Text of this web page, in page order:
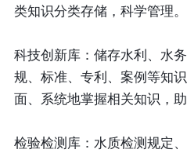
类知识分类存储，科学管理。
科技创新库：储存水利、水
规、标准、专利、案例等知
面、系统地掌握相关知识，
检验检测库：水质检测规定